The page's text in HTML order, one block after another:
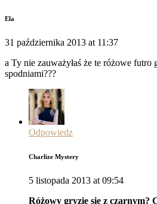
Ela
31 października 2013 at 11:37
a Ty nie zauważyłaś że te różowe futro
spodniami???
Odpowiedz
Charlize Mystery
5 listopada 2013 at 09:54
Różowy gryzie się z czarnym?